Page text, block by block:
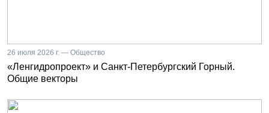
26 июля 2026 г. — Общество
«Ленгидропроект» и Санкт-Петербургский Горный.
Общие векторы